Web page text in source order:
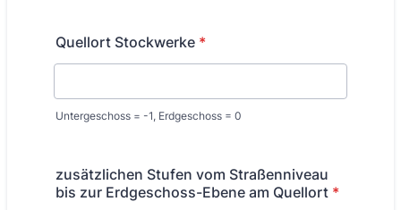
Quellort Stockwerke *
Untergeschoss = -1, Erdgeschoss = 0
zusätzlichen Stufen vom Straßenniveau
bis zur Erdgeschoss-Ebene am Quellort *